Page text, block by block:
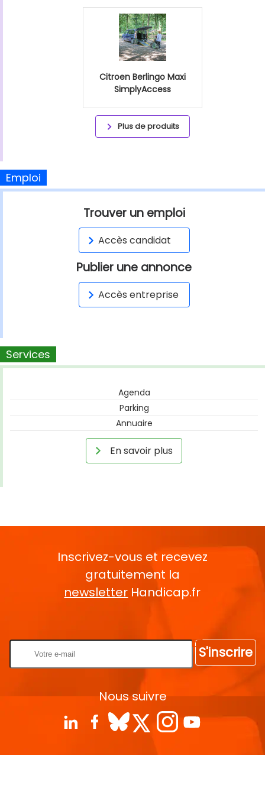
Citroen Berlingo Maxi
SimplyAccess
Plus de produits
Emploi
Trouver un emploi
Accès candidat
Publier une annonce
Accès entreprise
Services
Agenda
Parking
Annuaire
En savoir plus
Inscrivez-vous et recevez
gratuitement la
newsletter Handicap.fr
S'inscrire
Nous suivre